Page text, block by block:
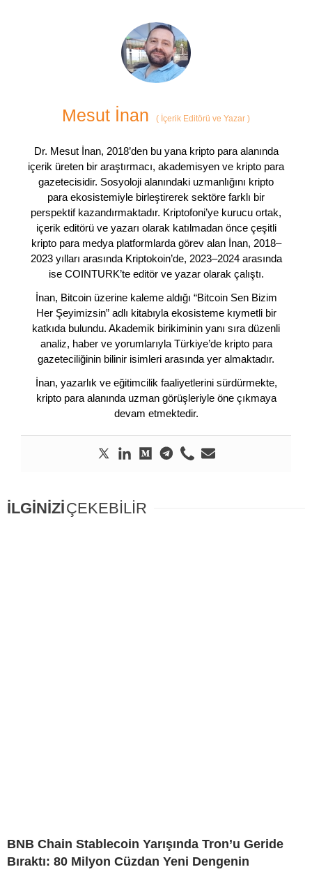
Mesut İnan ( İçerik Editörü ve Yazar )
Dr. Mesut İnan, 2018’den bu yana kripto para alanında
içerik üreten bir araştırmacı, akademisyen ve kripto para
gazetecisidir. Sosyoloji alanındaki uzmanlığını kripto
para ekosistemiyle birleştirerek sektöre farklı bir
perspektif kazandırmaktadır. Kriptofoni’ye kurucu ortak,
içerik editörü ve yazarı olarak katılmadan önce çeşitli
kripto para medya platformlarda görev alan İnan, 2018–
2023 yılları arasında Kriptokoin’de, 2023–2024 arasında
ise COINTURK’te editör ve yazar olarak çalıştı.
İnan, Bitcoin üzerine kaleme aldığı “Bitcoin Sen Bizim
Her Şeyimizsin” adlı kitabıyla ekosisteme kıymetli bir
katkıda bulundu. Akademik birikiminin yanı sıra düzenli
analiz, haber ve yorumlarıyla Türkiye’de kripto para
gazeteciliğinin bilinir isimleri arasında yer almaktadır.
İnan, yazarlık ve eğitimcilik faaliyetlerini sürdürmekte,
kripto para alanında uzman görüşleriyle öne çıkmaya
devam etmektedir.
İLGİNİZİÇEKEBİLİR
BNB Chain Stablecoin Yarışında Tron’u Geride
Bıraktı: 80 Milyon Cüzdan Yeni Dengenin